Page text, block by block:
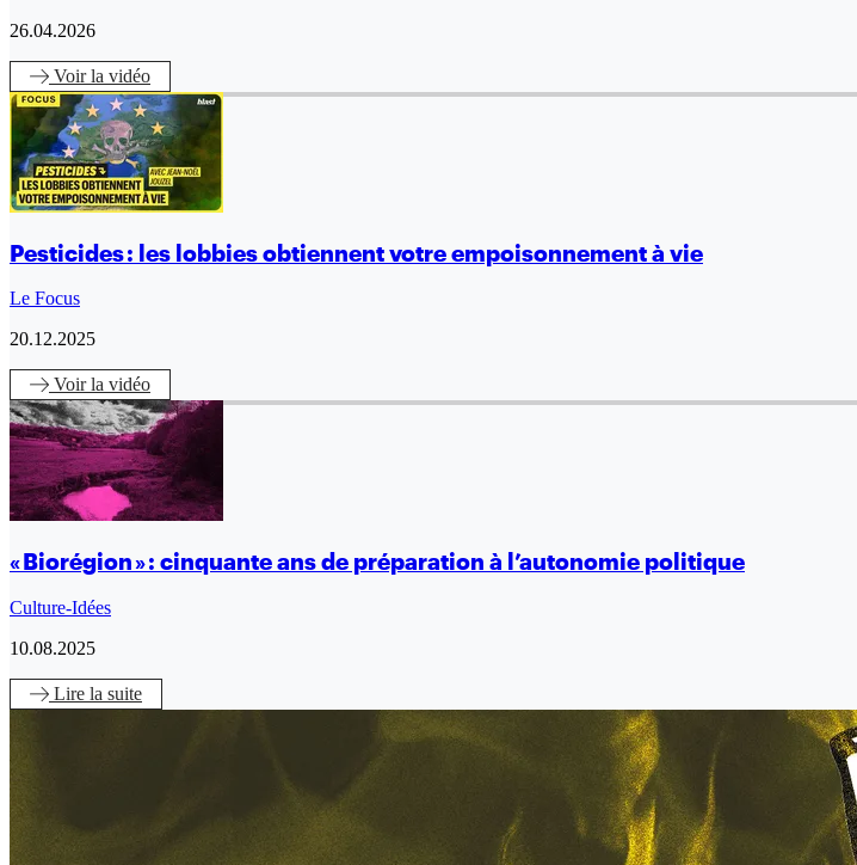
26.04.2026
Voirla vidéo
Pesticides : les lobbies obtiennent votre empoisonnement à vie
Le Focus
20.12.2025
Voirla vidéo
« Biorégion » : cinquante ans de préparation à l’autonomie politique
Culture-Idées
10.08.2025
Lire la suite